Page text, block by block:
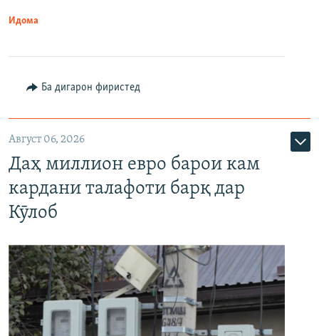
Идома
Ба дигарон фиристед
Август 06, 2026
Даҳ миллион евро барои кам
кардани талафоти барқ дар
Кӯлоб